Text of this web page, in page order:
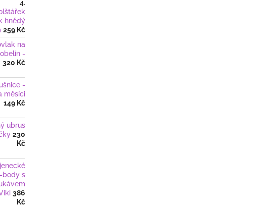
hnědý
259 Kč
na
-
320 Kč
-
měsíci
149 Kč
ubrus
230
Kč
body s
386
Kč